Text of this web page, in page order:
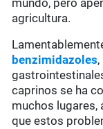
mundo, pero
agricultura.
benzimidazoles
caprinos se ha
muchos lugares,
que estos